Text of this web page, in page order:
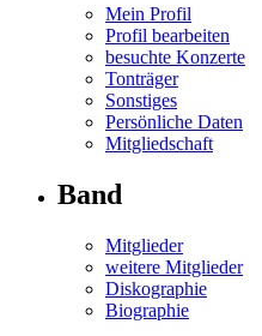
Mein Profil
Profil bearbeiten
besuchte Konzerte
Tonträger
Sonstiges
Persönliche Daten
Mitgliedschaft
Band
Mitglieder
weitere Mitglieder
Diskographie
Biographie